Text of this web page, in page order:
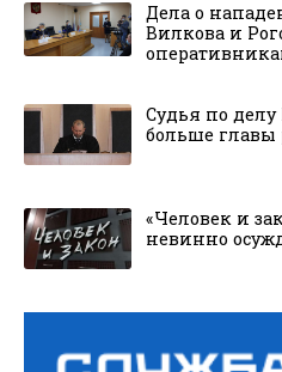
Дела о
Вилкова и
Судья по
больше главы
«Человек и
невинно